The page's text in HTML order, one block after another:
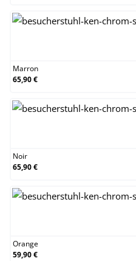
Marron
65,90 €
Noir
65,90 €
Orange
59,90 €